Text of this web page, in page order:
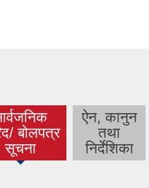
बोलपत्र
सूचनाtab)
ऐन, कानुन
तथा
निर्देशिका